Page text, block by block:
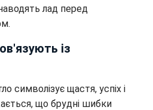
лад перед
із
символізує щастя, успіх і
що брудні шибки